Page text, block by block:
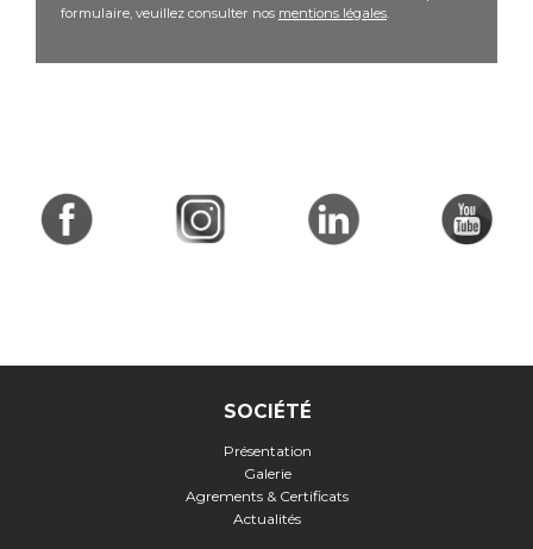
formulaire, veuillez consulter nos mentions légales
SOCIÉTÉ
Présentation
Galerie
Agrements & Certificats
Actualités